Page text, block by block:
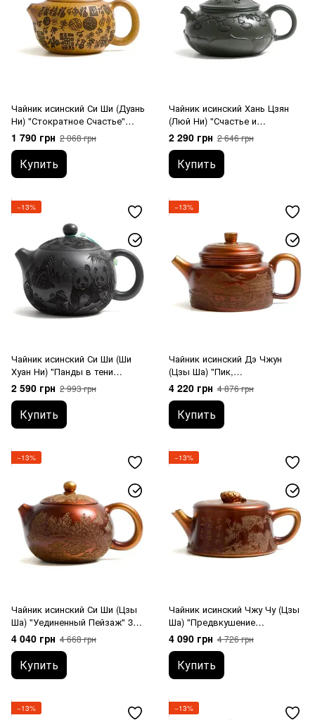
Чайник исинский Си Ши (Дуань
Ни) "Стократное Счастье"
высокотемпературный обжиг
180 мл
1 790 грн 2 068 грн
Купить
Чайник исинский Хань Цзян
(Люй Ни) "Счастье и
Богатство Встречают Весну"
220 мл
2 290 грн 2 646 грн
Купить
−13%
Чайник исинский Си Ши (Ши
Хуан Ни) "Панды в тени
Бамбука" 580 мл
2 590 грн 2 993 грн
Купить
−13%
Чайник исинский Дэ Чжун
(Цзы Ша) "Пик,
Возвышающийся над
Туманом" 440 мл
4 220 грн 4 876 грн
Купить
−13%
Чайник исинский Си Ши (Цзы
Ша) "Уединенный Пейзаж" 300
мл
4 040 грн 4 668 грн
Купить
−13%
Чайник исинский Чжу Чу (Цзы
Ша) "Предвкушение
Постоянной Радости" 280 мл
4 090 грн 4 726 грн
Купить
−13% −13%